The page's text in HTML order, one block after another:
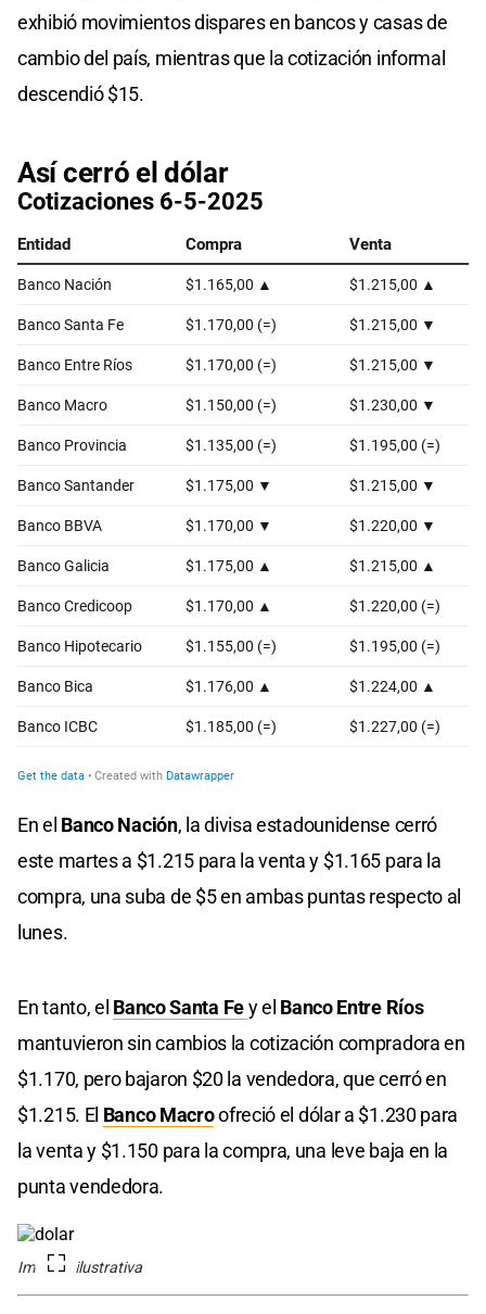
exhibió movimientos dispares en bancos y casas de
cambio del país, mientras que la cotización informal
descendió $15.
Así cerró el dólar
En el Banco Nación, la divisa estadounidense cerró
este martes a $1.215 para la venta y $1.165 para la
compra, una suba de $5 en ambas puntas respecto al
lunes.
En tanto, el Banco Santa Fey el Banco Entre Ríos
mantuvieron sin cambios la cotización compradora en
$1.170, pero bajaron $20 la vendedora, que cerró en
$1.215. El Banco Macroofreció el dólar a $1.230 para
la venta y $1.150 para la compra, una leve baja en la
punta vendedora.
Imagen ilustrativa